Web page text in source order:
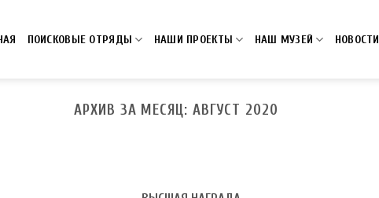
ПОИСКОВЫЕ ОТРЯДЫ НАШИ ПРОЕКТЫ НАШ МУЗЕЙ НОВОСТИ
АРХИВ ЗА МЕСЯЦ: АВГУСТ 2020